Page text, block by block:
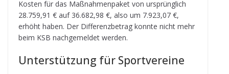
Kos­ten für das Maß­nah­men­pa­ket von ursprüng­lich
28.759,91 € auf 36.682,98 €, also um 7.923,07 €,
erhöht haben. Der Dif­fe­renz­be­trag konnte nicht mehr
beim KSB nach­ge­mel­det werden.
Unter­stüt­zung für Sportvereine